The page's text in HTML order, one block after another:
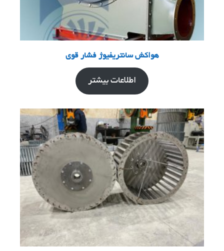
هواکش سانتریفیوژ فشار قوی
اطلاعات بیشتر